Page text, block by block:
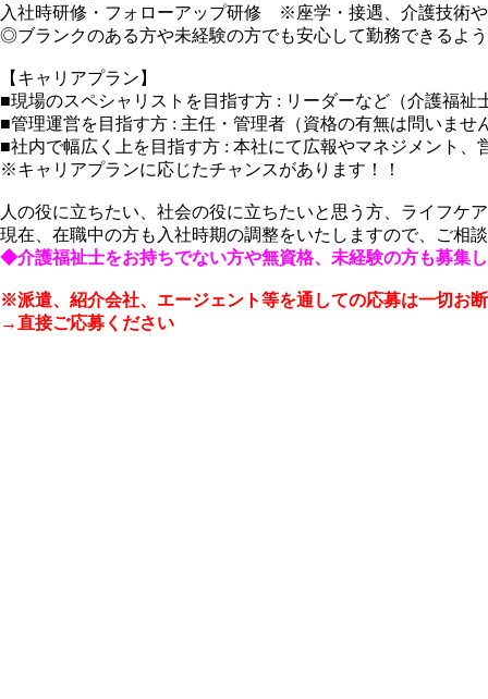
入社時研修・フォローアップ研修 ※座学・接遇、介護技術
◎ブランクのある方や未経験の方でも安心して勤務できるよ
【キャリアプラン】
■現場のスペシャリストを目指す方 : リーダーなど（介護福祉
■管理運営を目指す方 : 主任・管理者（資格の有無は問いませ
■社内で幅広く上を目指す方 : 本社にて広報やマネジメント、
※キャリアプランに応じたチャンスがあります！！
人の役に立ちたい、社会の役に立ちたいと思う方、ライフケ
現在、在職中の方も入社時期の調整をいたしますので、ご相
◆介護福祉士をお持ちでない方や無資格、未経験の方も募集
※派遣、紹介会社、エージェント等を通しての応募は一切お
→直接ご応募ください